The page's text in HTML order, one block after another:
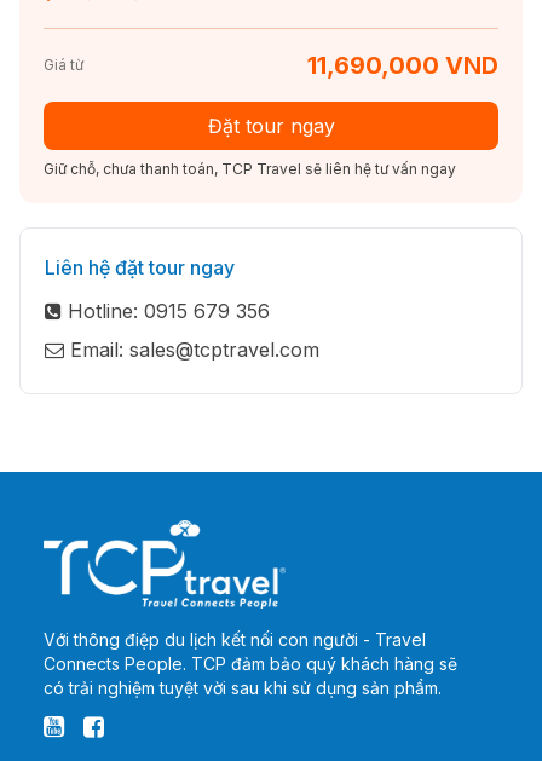
Giá từ 11,690,000 VND
Đặt tour ngay
Giữ chỗ, chưa thanh toán, TCP Travel sẽ liên hệ tư vấn ngay
Liên hệ đặt tour ngay
Hotline: 0915 679 356
Email: sales@tcptravel.com
Với thông điệp du lịch kết nối con người - Travel
Connects People. TCP đảm bảo quý khách hàng sẽ
có trải nghiệm tuyệt vời sau khi sử dụng sản phẩm.